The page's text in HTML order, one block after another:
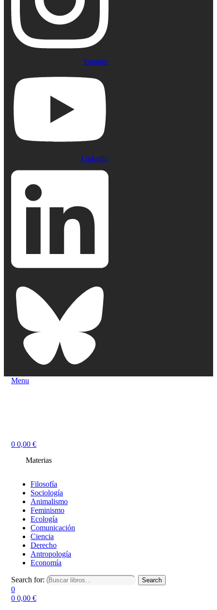
Youtube
Linkedin
Menu
0 0,00 €
Materias
Filosofía
Sociología
Animalismo
Feminismo
Ecología
Comunicación
Ciencia
Derecho
Antropología
Economía
Search for: Search
0
0 0,00 €